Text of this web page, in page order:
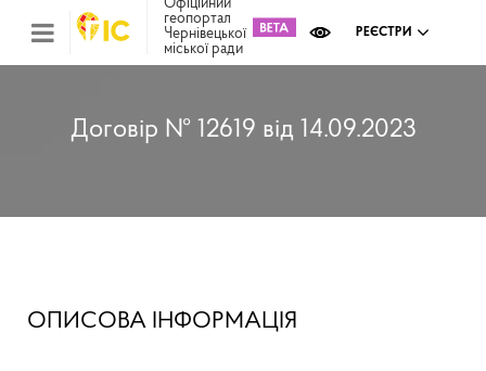
Офіційний
геопортал
Чернівецької
міської ради
РЕЄСТРИ
Договір № 12619 від 14.09.2023
ОПИСОВА ІНФОРМАЦІЯ